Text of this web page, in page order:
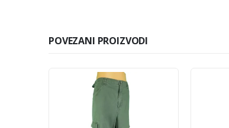
POVEZANI PROIZVODI